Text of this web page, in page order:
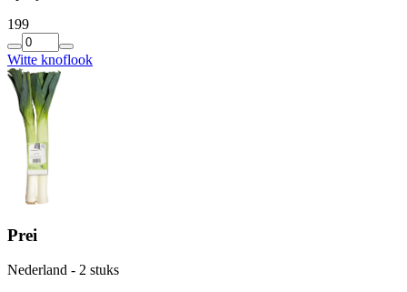
199
Witte knoflook
Prei
Nederland - 2 stuks